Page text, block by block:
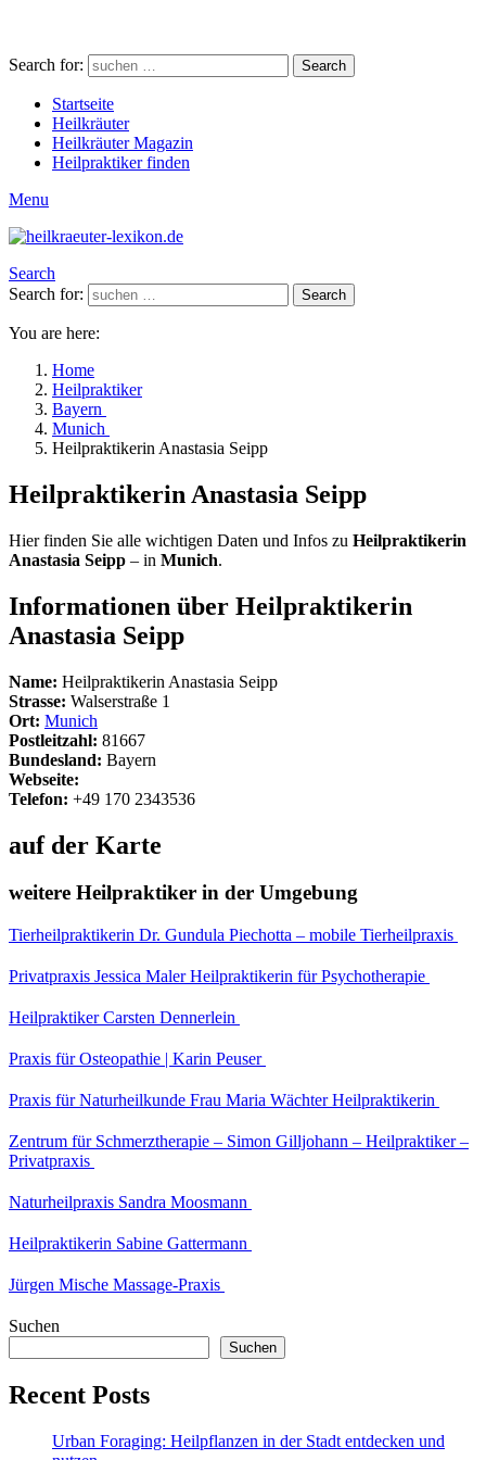
Search for: Search
Startseite
Heilkräuter
Heilkräuter Magazin
Heilpraktiker finden
Menu
Search
Search for:
Search
You are here:
Home
Heilpraktiker
Bayern
Munich
Heilpraktikerin Anastasia Seipp
Heilpraktikerin Anastasia Seipp
Hier finden Sie alle wichtigen Daten und Infos zu Heilpraktikerin
Anastasia Seipp – in Munich.
Informationen über Heilpraktikerin
Anastasia Seipp
Name: Heilpraktikerin Anastasia Seipp
Strasse: Walserstraße 1
Ort: Munich
Postleitzahl: 81667
Bundesland: Bayern
Webseite:
Telefon: +49 170 2343536
auf der Karte
weitere Heilpraktiker in der Umgebung
Tierheilpraktikerin Dr. Gundula Piechotta – mobile Tierheilpraxis
Privatpraxis Jessica Maler Heilpraktikerin für Psychotherapie
Heilpraktiker Carsten Dennerlein
Praxis für Osteopathie | Karin Peuser
Praxis für Naturheilkunde Frau Maria Wächter Heilpraktikerin
Zentrum für Schmerztherapie – Simon Gilljohann – Heilpraktiker –
Privatpraxis
Naturheilpraxis Sandra Moosmann
Heilpraktikerin Sabine Gattermann
Jürgen Mische Massage-Praxis
Suchen
Suchen
Recent Posts
Urban Foraging: Heilpflanzen in der Stadt entdecken und